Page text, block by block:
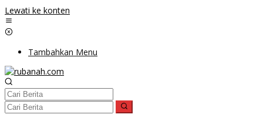
Lewati ke konten
Tambahkan Menu